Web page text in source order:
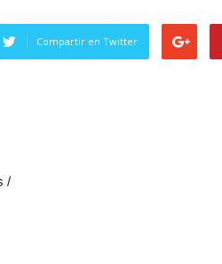
Compartir en Twitter
/